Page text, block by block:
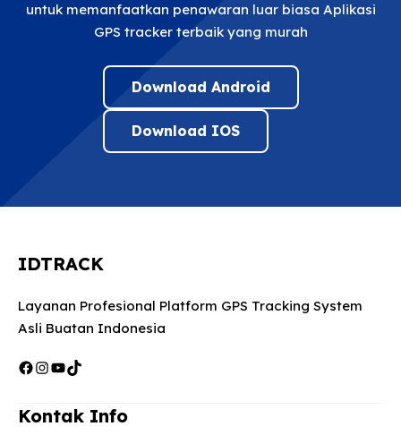
untuk memanfaatkan penawaran luar biasa Aplikasi
GPS tracker terbaik yang murah
Download Android
Download IOS
IDTRACK
Layanan Profesional Platform GPS Tracking System
Asli Buatan Indonesia
Facebook
Instagram
YouTube
TikTok
Kontak Info